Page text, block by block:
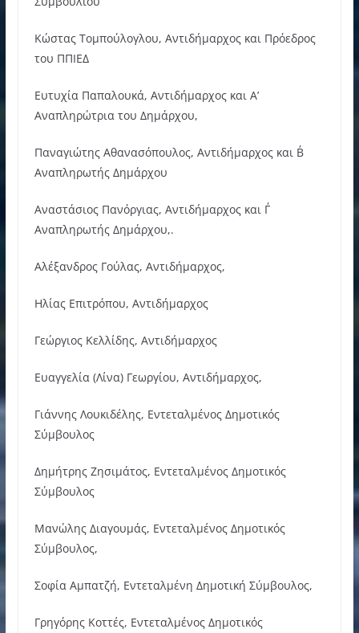
Κώστας Τομπούλογλου, Αντιδήμαρχος και Πρόεδρος
του ΠΠΙΕΔ
Ευτυχία Παπαλουκά, Αντιδήμαρχος και Α’
Αναπληρώτρια του Δημάρχου,
Παναγιώτης Αθανασόπουλος, Αντιδήμαρχος και Β΄
Αναπληρωτής Δημάρχου
Αναστάσιος Πανόργιας, Αντιδήμαρχος και Γ΄
Αναπληρωτής Δημάρχου,.
Αλέξανδρος Γούλας, Αντιδήμαρχος,
Ηλίας Επιτρόπου, Αντιδήμαρχος
Γεώργιος Κελλίδης, Αντιδήμαρχος
Ευαγγελία (Λίνα) Γεωργίου, Αντιδήμαρχος,
Γιάννης Λουκιδέλης, Εντεταλμένος Δημοτικός
Σύμβουλος
Δημήτρης Ζησιμάτος, Εντεταλμένος Δημοτικός
Σύμβουλος
Μανώλης Διαγουμάς, Εντεταλμένος Δημοτικός
Σύμβουλος,
Σοφία Αμπατζή, Εντεταλμένη Δημοτική Σύμβουλος,
Γρηγόρης Κοττές, Εντεταλμένος Δημοτικός